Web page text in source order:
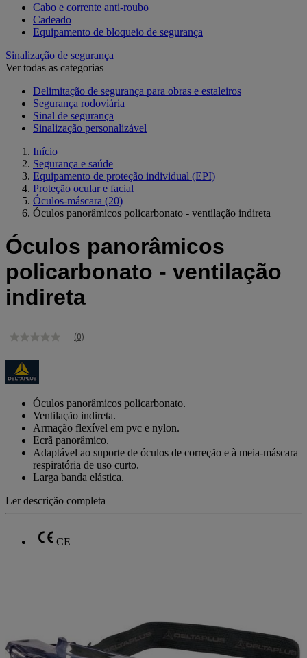
Cabo e corrente anti-roubo
Cadeado
Equipamento de bloqueio de segurança
Sinalização de segurança
Ver todas as categorias
Delimitação de segurança para obras e estaleiros
Segurança rodoviária
Sinal de segurança
Sinalização personalizável
Início
Segurança e saúde
Equipamento de proteção individual (EPI)
Proteção ocular e facial
Óculos-máscara (20)
Óculos panorâmicos policarbonato - ventilação indireta
Óculos panorâmicos
policarbonato - ventilação
indireta
Sem
de
classificação
Link
mesma
página.
(0)
Óculos panorâmicos policarbonato.
Ventilação indireta.
Armação flexível em pvc e nylon.
Ecrã panorâmico.
Adaptável ao suporte de óculos de correção e à meia-máscara
respiratória de uso curto.
Larga banda elástica.
Ler descrição completa
CE